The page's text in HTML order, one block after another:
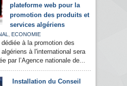
plateforme web pour la
promotion des produits et
services algériens
, ECONOMIE
à la promotion des
à l'international sera
par l’Agence nationale de...
Installation du Conseil